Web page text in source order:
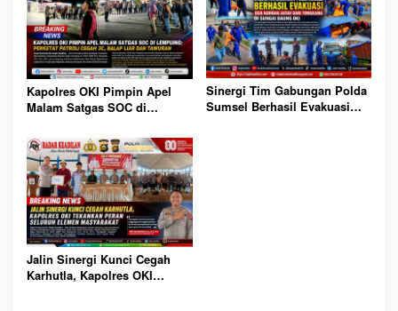
Kapolres OKI Pimpin Apel
Malam Satgas SOC di
Cegah 3C, Balap Liar dan
Tawuran
Sinergi Tim Gabungan Polda
Sumsel Berhasil Evakuasi
Jalin Sinergi Kunci Cegah
Karhutla, Kapolres OKI